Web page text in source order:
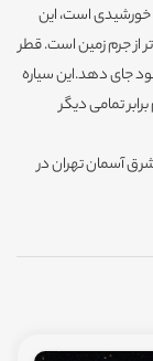
خورشیدی است، این
ماه‌است و جرم مشتری ۳۱۸ بار بیش‌تر از جرم زمین است. قطر
می‌تواند ۱۳۰۰ زمین را درخود جای دهد.این سیاره
تمامی دیگر
آسمان تهران در